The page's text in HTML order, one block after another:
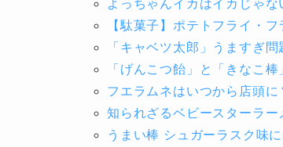
よっちゃんイカはイカじゃ
【駄菓子】ポテトフライ・
「キャベツ太郎」うますぎ
「げんこつ飴」と「きなこ
フエラムネはいつから店頭
知られざるベビースターラ
うまい棒 シュガーラスク味